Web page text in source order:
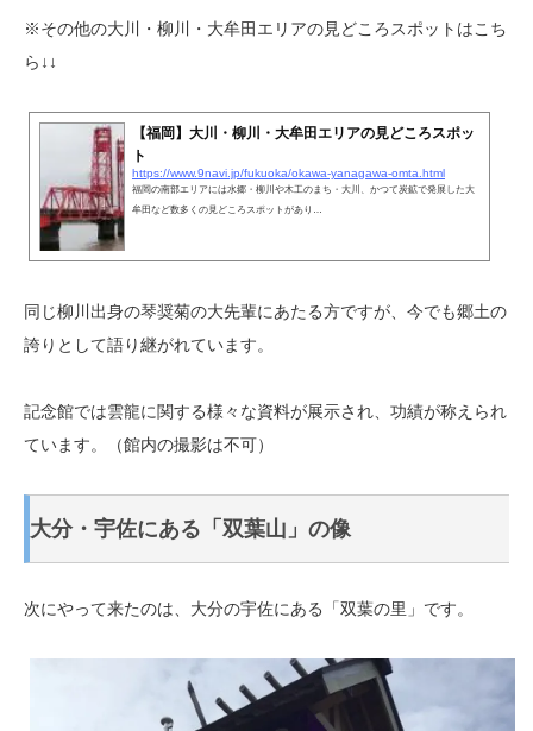
※その他の大川・柳川・大牟田エリアの見どころスポットはこち
ら↓↓
【福岡】大川・柳川・大牟田エリアの見どころスポッ
ト
https://www.9navi.jp/fukuoka/okawa-yanagawa-omta.html
福岡の南部エリアには水郷・柳川や木工のまち・大川、かつて炭鉱で発展した大
牟田など数多くの見どころスポットがあり…
同じ柳川出身の琴奨菊の大先輩にあたる方ですが、今でも郷土の
誇りとして語り継がれています。
記念館では雲龍に関する様々な資料が展示され、功績が称えられ
ています。（館内の撮影は不可）
大分・宇佐にある「双葉山」の像
次にやって来たのは、大分の宇佐にある「双葉の里」です。